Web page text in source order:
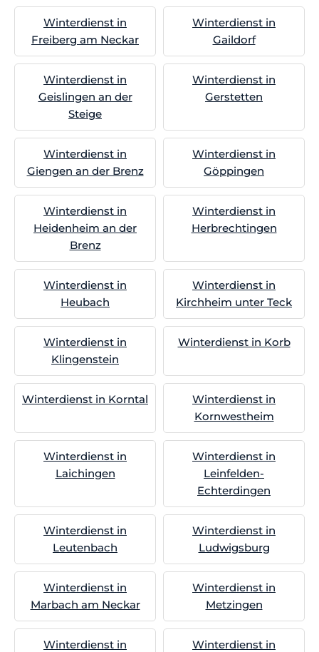
Winterdienst in
Freiberg am Neckar
Winterdienst in
Gaildorf
Winterdienst in
Geislingen an der
Steige
Winterdienst in
Gerstetten
Winterdienst in
Giengen an der Brenz
Winterdienst in
Göppingen
Winterdienst in
Heidenheim an der
Brenz
Winterdienst in
Herbrechtingen
Winterdienst in
Heubach
Winterdienst in
Kirchheim unter Teck
Winterdienst in
Klingenstein
Winterdienst in Korb
Winterdienst in Korntal
Winterdienst in
Kornwestheim
Winterdienst in
Laichingen
Winterdienst in
Leinfelden-
Echterdingen
Winterdienst in
Leutenbach
Winterdienst in
Ludwigsburg
Winterdienst in
Marbach am Neckar
Winterdienst in
Metzingen
Winterdienst in
Winterdienst in